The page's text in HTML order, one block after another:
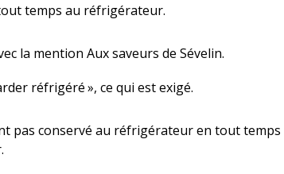
temps au réfrigérateur.
la mention Aux saveurs de Sévelin.
réfrigéré », ce qui est exigé.
pas conservé au réfrigérateur en tout temps